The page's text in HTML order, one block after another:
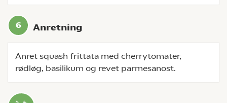
Anretning
Anret squash frittata med cherrytomater,
rødløg, basilikum og revet parmesanost.